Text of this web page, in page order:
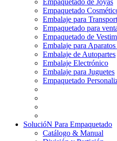
Empaquetado de Joyas
Empaquetado
Embalaje para
Empaquetado para
Empaquetado de
Embalaje para
Embalaje de Autopartes
Embalaje Electrónico
Embalaje para Juguetes
Empaquetado
SolucióN Para Empaquetado
Catálogo & Manual